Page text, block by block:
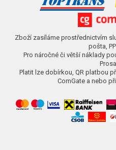
Zboží zasíláme prostřednictvím
pošta,
Pro náročné či větší náklady
Platit lze dobírkou, QR platbou
ComGate a nebo